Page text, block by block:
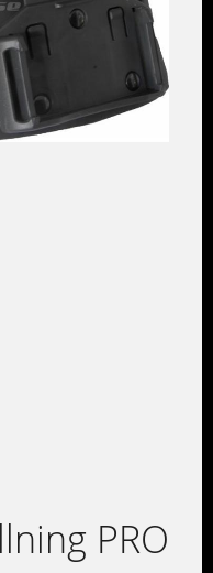
PRO